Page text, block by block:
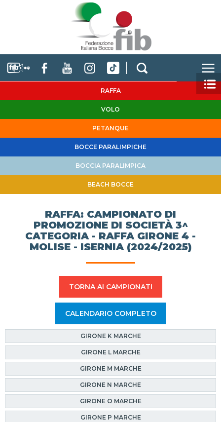
RAFFA
VOLO
PETANQUE
BOCCE PARALIMPICHE
BOCCIA PARALIMPICA
BEACH BOCCE
RAFFA: CAMPIONATO DI
PROMOZIONE DI SOCIETÀ 3^
CATEGORIA - RAFFA GIRONE 4 -
MOLISE - ISERNIA (2024/2025)
TORNA AI CAMPIONATI
CALENDARIO COMPLETO
GIRONE K MARCHE
GIRONE L MARCHE
GIRONE M MARCHE
GIRONE N MARCHE
GIRONE O MARCHE
GIRONE P MARCHE